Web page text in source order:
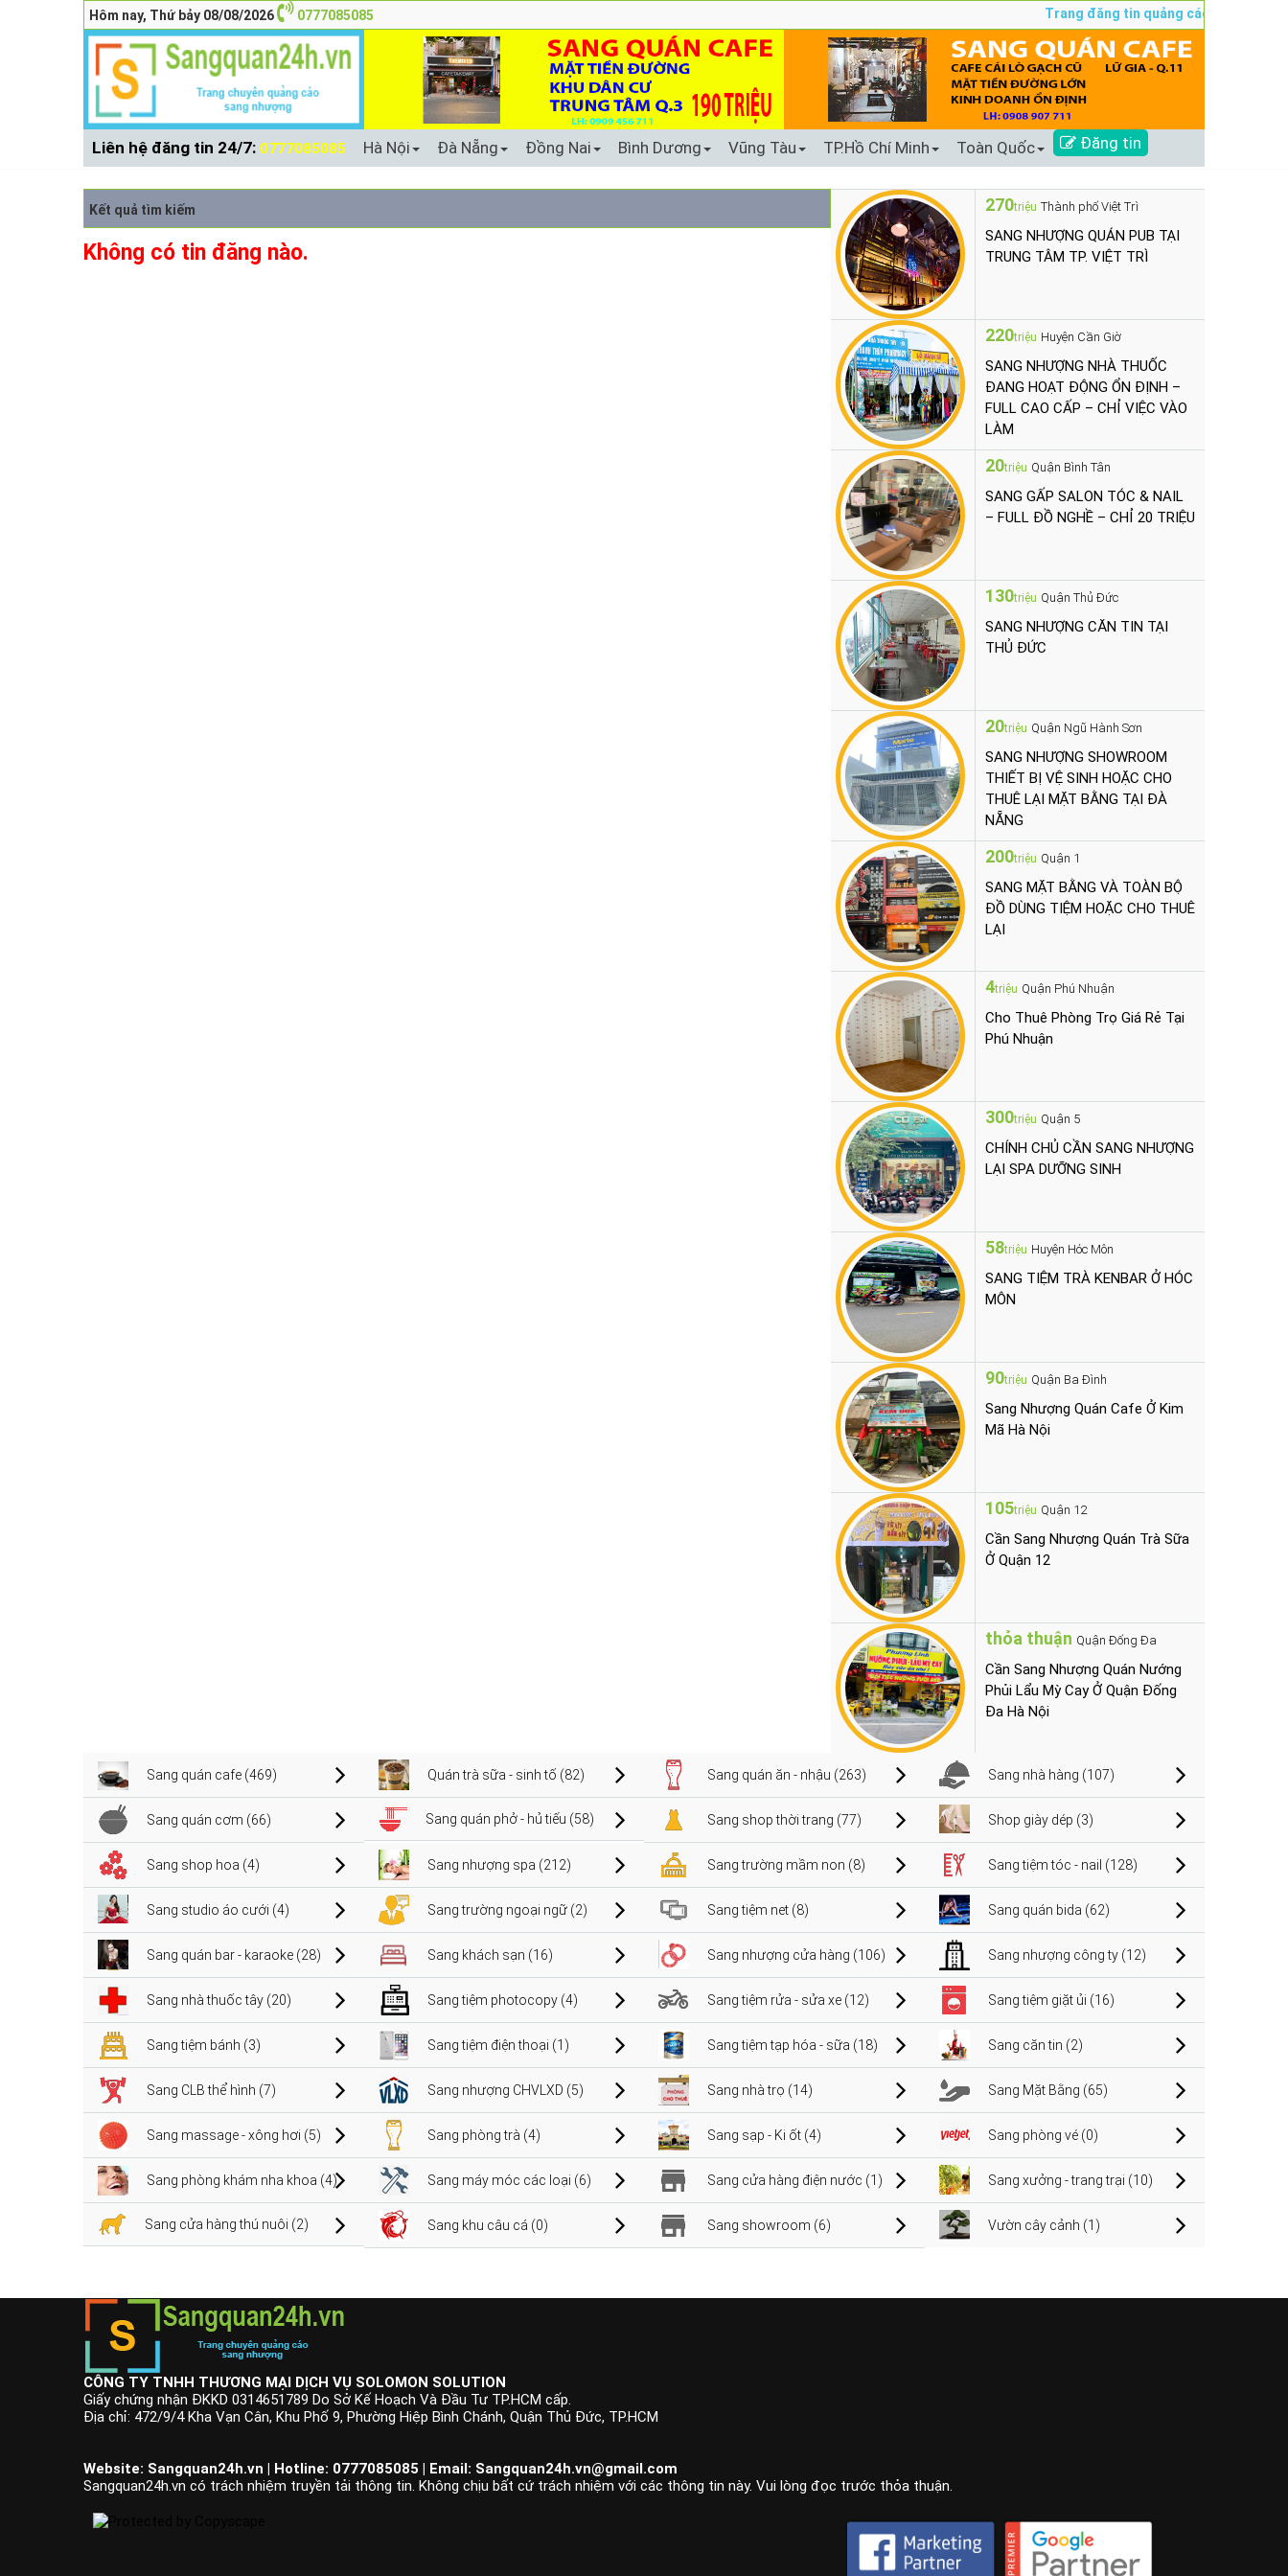
Hôm nay, Thứ bảy 08/08/2026 0777085085 Trang đăng tin quảng cáo sang nhượng
Liên hệ đăng tin 24/7: 0777085085 Hà Nội Đà Nẵng Đồng Nai Bình Dương Vũng Tàu TP.Hồ Chí Minh Toàn Quốc Đăng tin
Kết quả tìm kiếm
Không có tin đăng nào.
270triệu Thành phố Việt Trì
SANG NHƯỢNG QUÁN PUB TẠI
TRUNG TÂM TP. VIỆT TRÌ
220triệu Huyện Cần Giờ
SANG NHƯỢNG NHÀ THUỐC
ĐANG HOẠT ĐỘNG ỔN ĐỊNH –
FULL CAO CẤP – CHỈ VIỆC VÀO
LÀM
20triệu Quận Bình Tân
SANG GẤP SALON TÓC & NAIL
– FULL ĐỒ NGHỀ – CHỈ 20 TRIỆU
130triệu Quận Thủ Đức
SANG NHƯỢNG CĂN TIN TẠI
THỦ ĐỨC
20triệu Quận Ngũ Hành Sơn
SANG NHƯỢNG SHOWROOM
THIẾT BỊ VỆ SINH HOẶC CHO
THUÊ LẠI MẶT BẰNG TẠI ĐÀ
NẴNG
200triệu Quận 1
SANG MẶT BẰNG VÀ TOÀN BỘ
ĐỒ DÙNG TIỆM HOẶC CHO THUÊ
LẠI
4triệu Quận Phú Nhuận
Cho Thuê Phòng Trọ Giá Rẻ Tại
Phú Nhuận
300triệu Quận 5
CHÍNH CHỦ CẦN SANG NHƯỢNG
LẠI SPA DƯỠNG SINH
58triệu Huyện Hóc Môn
SANG TIỆM TRÀ KENBAR Ở HÓC
MÔN
90triệu Quận Ba Đình
Sang Nhượng Quán Cafe Ở Kim
Mã Hà Nội
105triệu Quận 12
Cần Sang Nhượng Quán Trà Sữa
Ở Quận 12
thỏa thuận Quận Đống Đa
Cần Sang Nhượng Quán Nướng
Phủi Lẩu Mỳ Cay Ở Quận Đống
Đa Hà Nội
Sang quán cafe (469) Quán trà sữa - sinh tố (82) Sang quán ăn - nhậu (263) Sang nhà hàng (107)
Sang quán cơm (66) Sang quán phở - hủ tiếu (58) Sang shop thời trang (77) Shop giày dép (3)
Sang shop hoa (4) Sang nhượng spa (212) Sang trường mầm non (8) Sang tiệm tóc - nail (128)
Sang studio áo cưới (4) Sang trường ngoại ngữ (2) Sang tiệm net (8) Sang quán bida (62)
Sang quán bar - karaoke (28) Sang khách sạn (16) Sang nhượng cửa hàng (106) Sang nhượng công ty (12)
Sang nhà thuốc tây (20) Sang tiệm photocopy (4) Sang tiệm rửa - sửa xe (12) Sang tiệm giặt ủi (16)
Sang tiệm bánh (3) Sang tiệm điện thoại (1) Sang tiệm tạp hóa - sữa (18) Sang căn tin (2)
Sang CLB thể hình (7) Sang nhượng CHVLXD (5) Sang nhà trọ (14) Sang Mặt Bằng (65)
Sang massage - xông hơi (5) Sang phòng trà (4) Sang sạp - Ki ốt (4) Sang phòng vé (0)
Sang phòng khám nha khoa (4) Sang máy móc các loại (6) Sang cửa hàng điện nước (1) Sang xưởng - trang trại (10)
Sang cửa hàng thú nuôi (2) Sang khu câu cá (0) Sang showroom (6) Vườn cây cảnh (1)
CÔNG TY TNHH THƯƠNG MẠI DỊCH VỤ SOLOMON SOLUTION
Giấy chứng nhận ĐKKD 0314651789 Do Sở Kế Hoạch Và Đầu Tư TP.HCM cấp.
Địa chỉ: 472/9/4 Kha Vạn Cân, Khu Phố 9, Phường Hiệp Bình Chánh, Quận Thủ Đức, TP.HCM
Website: Sangquan24h.vn | Hotline: 0777085085 | Email: Sangquan24h.vn@gmail.com
Sangquan24h.vn có trách nhiệm truyền tải thông tin. Không chịu bất cứ trách nhiệm với các thông tin này. Vui lòng đọc trước thỏa thuận.